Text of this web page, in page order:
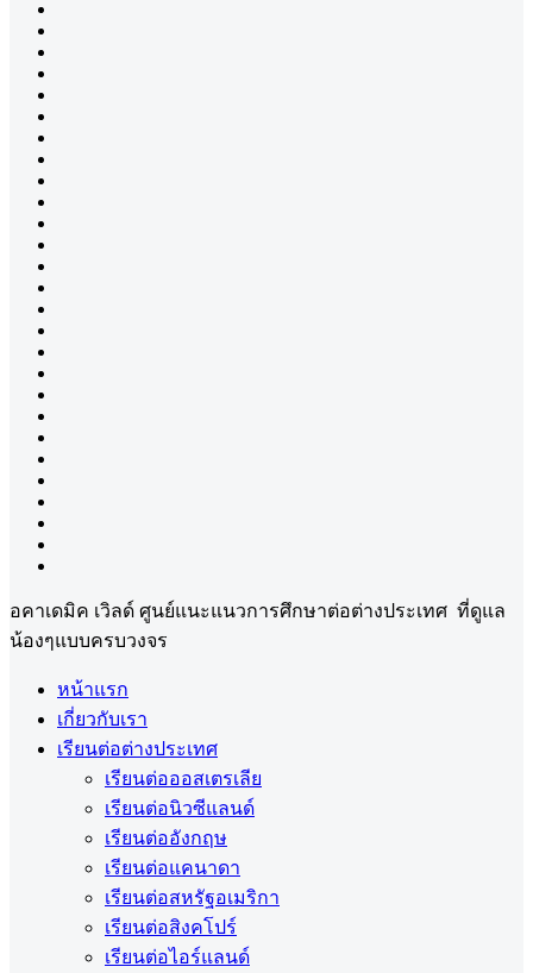
อคาเดมิค เวิลด์ ศูนย์แนะแนวการศึกษาต่อต่างประเทศ ที่ดูแล
น้องๆแบบครบวงจร
หน้าแรก
เกี่ยวกับเรา
เรียนต่อต่างประเทศ
เรียนต่อออสเตรเลีย
เรียนต่อนิวซีแลนด์
เรียนต่ออังกฤษ
เรียนต่อแคนาดา
เรียนต่อสหรัฐอเมริกา
เรียนต่อสิงคโปร์
เรียนต่อไอร์แลนด์